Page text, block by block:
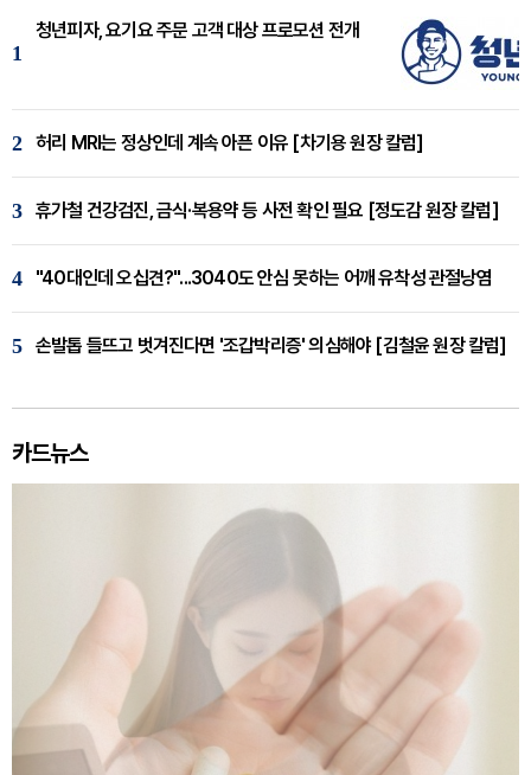
1
청년피자, 요기요 주문 고객 대상 프로모션 전개
2 허리 MRI는 정상인데 계속 아픈 이유 [차기용 원장 칼럼]
3 휴가철 건강검진, 금식·복용약 등 사전 확인 필요 [정도감 원장 칼럼]
4 "40대인데 오십견?"...3040도 안심 못하는 어깨 유착성 관절낭염
5 손발톱 들뜨고 벗겨진다면 '조갑박리증' 의심해야 [김철윤 원장 칼럼]
카드뉴스